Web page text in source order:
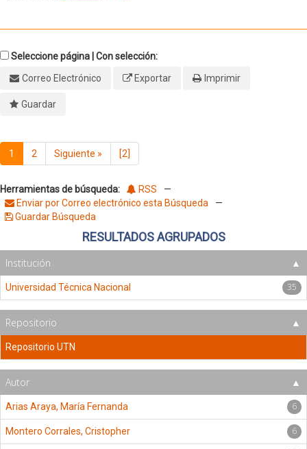
Seleccione página | Con selección:
Correo Electrónico
Exportar Imprimir
Guardar
1 2 Siguiente » [2]
Herramientas de búsqueda: RSS
—
Enviar por Correo electrónico esta Búsqueda
—
Guardar Búsqueda
RESULTADOS AGRUPADOS
Institución
Universidad Técnica Nacional 35
Repositorio
Repositorio UTN
Autor
Arias Araya, María Fernanda 6
Montero Corrales, Cristopher 6